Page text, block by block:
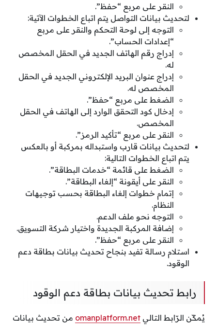
النقر على مربع “حفظ”.
لتحديث بيانات التواصل يتم اتباع الخطوات الآتية:
التوجه إلى لوحة التحكم والنقر على مربع
“إعدادات الحساب”.
إدراج رقم الهاتف الجديد في الحقل المخصص
له.
إدراج عنوان البريد الإلكتروني الجديد في الحقل
المخصص له.
الضغط على مربع “حفظ”.
إدخال كود التحقق الوارد إلى الهاتف في الحقل
المخصص.
النقر على مربع “تأكيد الرمز”.
لتحديث بيانات قارب واستبداله بمركبة أو بالعكس
يتم اتباع الخطوات التالية:
الضغط على قائمة “خدمات البطاقة”.
النقر على أيقونة “إلغاء البطاقة”.
إتمام خطوات إلغاء البطاقة بحسب توجيهات
النظام.
التوجه نحو ملف الدعم.
إضافة المركبة الجديدة واختيار شركة التسويق.
النقر على مربع “حفظ”.
استلام رسالة تفيد بنجاح تحديث بيانات بطاقة دعم
الوقود.
رابط تحديث بيانات بطاقة دعم الوقود
يُمكّن الرّابط التالي omanplatform.net من تحديث بيانات